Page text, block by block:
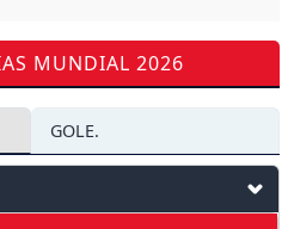
MUNDIAL 2026
GOLE.